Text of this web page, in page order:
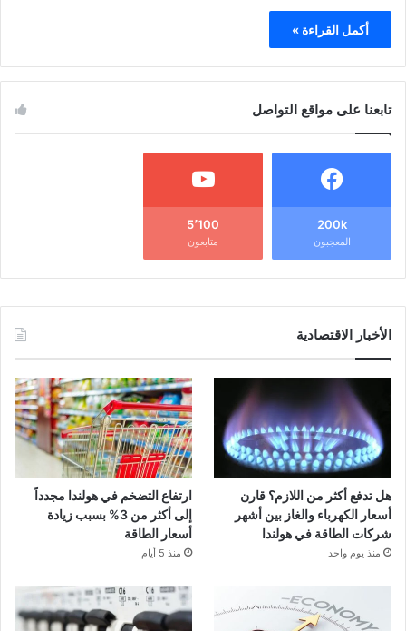
أكمل القراءة »
تابعنا على مواقع التواصل
200k
المعجبون
5٬100
متابعون
الأخبار الاقتصادية
هل تدفع أكثر من اللازم؟ قارن
أسعار الكهرباء والغاز بين أشهر
شركات الطاقة في هولندا
منذ يوم واحد
ارتفاع التضخم في هولندا مجدداً
إلى أكثر من 3% بسبب زيادة
أسعار الطاقة
منذ 5 أيام